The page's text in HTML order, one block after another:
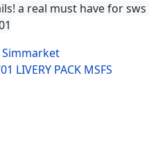
a real must have for sws
LIVERY PACK MSFS